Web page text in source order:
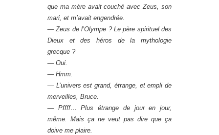
que ma mère avait couché avec Zeus, son
mari, et m’avait engendrée.
— Zeus de l’Olympe ? Le père spirituel des
Dieux et des héros de la mythologie
grecque ?
— Oui.
— Hmm.
— L’univers est grand, étrange, et empli de
merveilles, Bruce.
— Pffff… Plus étrange de jour en jour,
même. Mais ça ne veut pas dire que ça
doive me plaire.